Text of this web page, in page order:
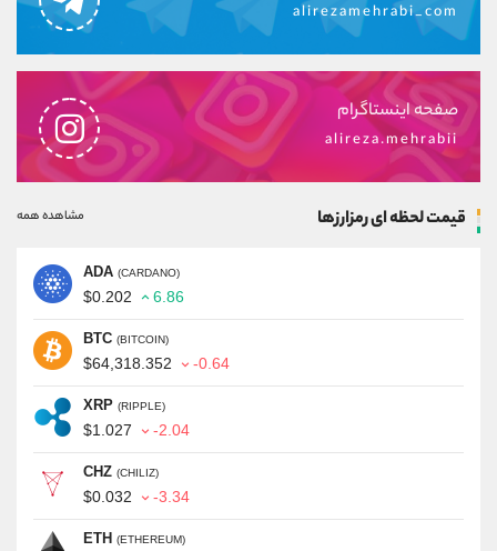
alirezamehrabi_com
صفحه اینستاگرام
alireza.mehrabii
قیمت لحظه ای رمزارزها مشاهده همه
ADA (CARDANO)
$0.202 6.86
BTC (BITCOIN)
$64,318.352 -0.64
XRP (RIPPLE)
$1.027 -2.04
CHZ (CHILIZ)
$0.032 -3.34
ETH (ETHEREUM)